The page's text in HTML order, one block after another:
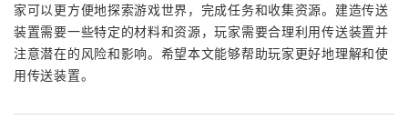
家可以更方便地探索游戏世界，完成任务和收集资源。建造传送
装置需要一些特定的材料和资源，玩家需要合理利用传送装置并
注意潜在的风险和影响。希望本文能够帮助玩家更好地理解和使
用传送装置。